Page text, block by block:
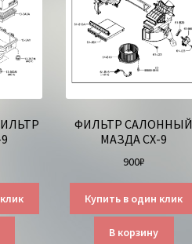
ФИЛЬТР САЛОННЫЙ
МАЗДА СХ-9
900₽
Купить в один клик
В корзину